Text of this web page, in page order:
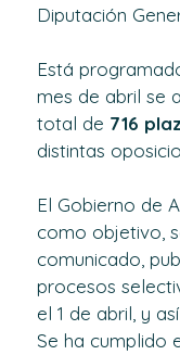
Diputación
Está
mes de abril se
total de 716
distintas
El Gobierno de
como objetivo,
comunicado,
procesos
el 1 de abril, y
Se ha cumplido